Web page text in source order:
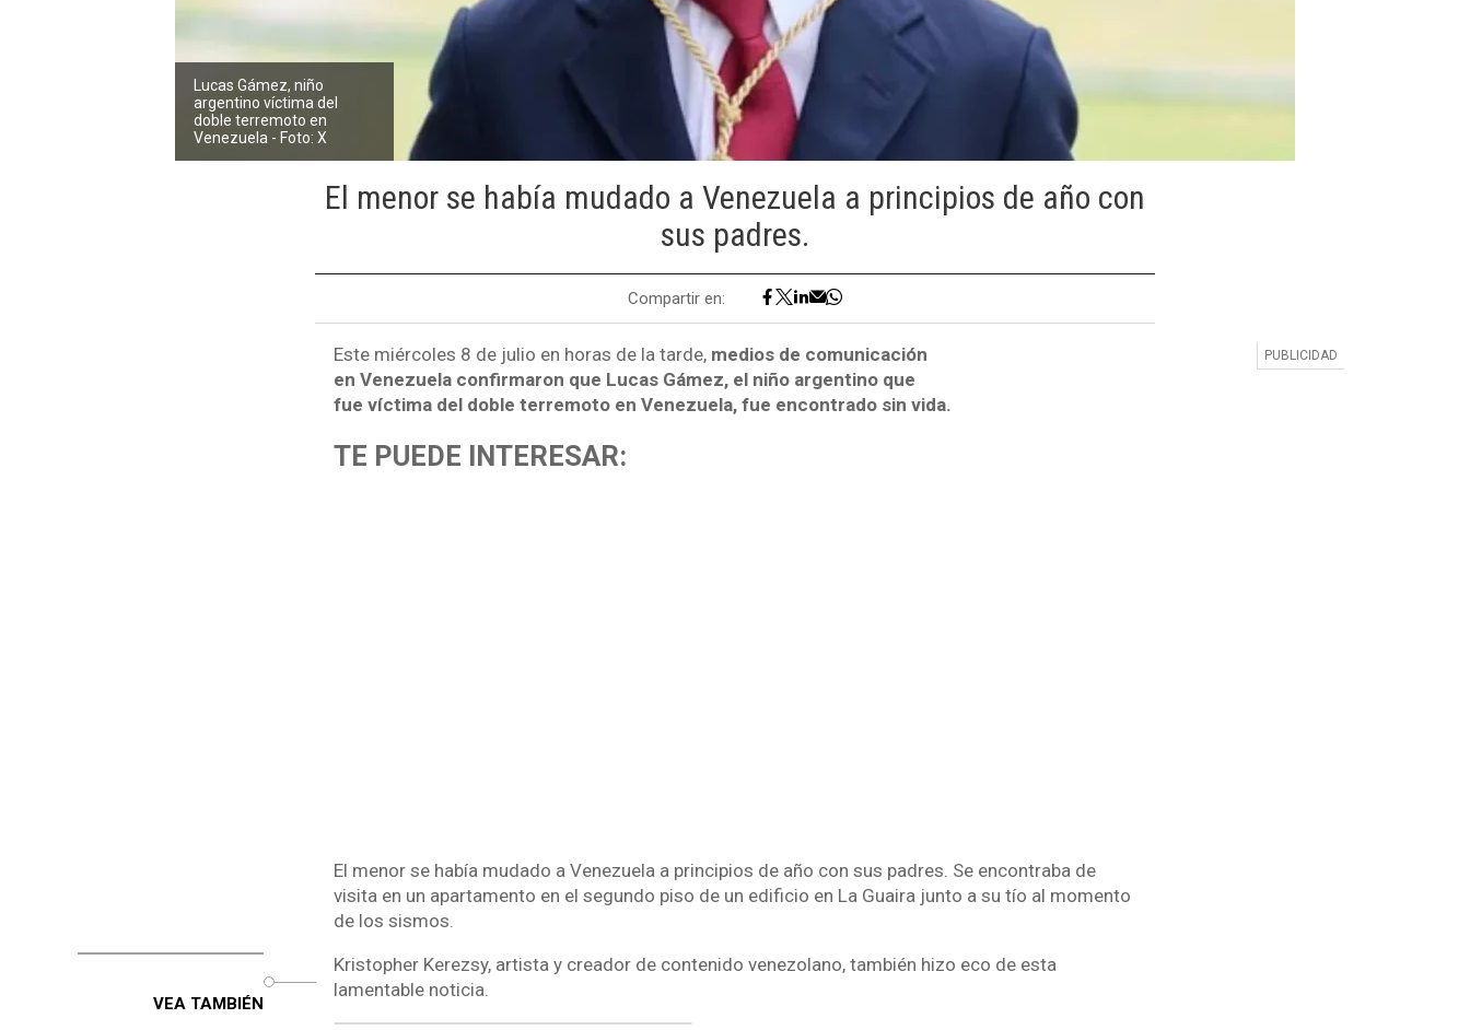
Lucas Gámez, niño
argentino víctima del
doble terremoto en
Venezuela - Foto: X
El menor se había mudado a Venezuela a principios de año con
sus padres.
Compartir en:
Este miércoles 8 de julio en horas de la tarde, medios de comunicación
en Venezuela confirmaron que Lucas Gámez, el niño argentino que
fue víctima del doble terremoto en Venezuela, fue encontrado sin vida.
TE PUEDE INTERESAR:
El menor se había mudado a Venezuela a principios de año con sus padres. Se encontraba de
visita en un apartamento en el segundo piso de un edificio en La Guaira junto a su tío al momento
de los sismos.
VEA TAMBIÉN
Kristopher Kerezsy, artista y creador de contenido venezolano, también hizo eco de esta
lamentable noticia.